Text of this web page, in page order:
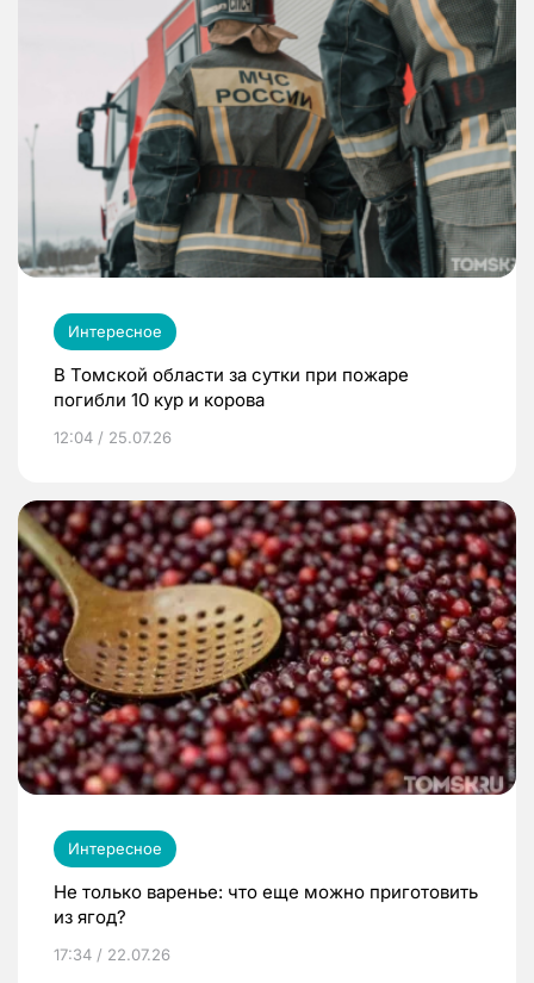
Интересное
В Томской области за сутки при пожаре
погибли 10 кур и корова
12:04 / 25.07.26
Интересное
Не только варенье: что еще можно приготовить
из ягод?
17:34 / 22.07.26